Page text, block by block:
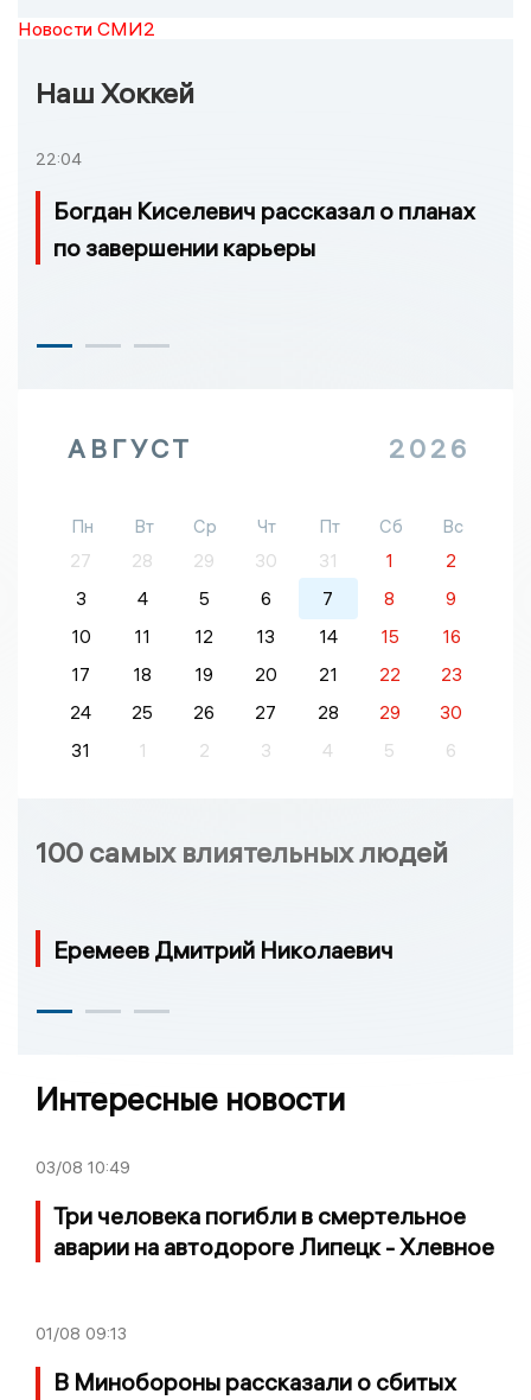
Новости СМИ2
Наш Хоккей
22:04
Богдан Киселевич рассказал о планах
по завершении карьеры
АВГУСТ 2026
Пн Вт Ср Чт Пт Сб
Вс
27
28 29 30 31 1
2
3
4 5 6 7 8
9
10
11 12 13 14 15
16
17
18 19 20 21 22
23
24
25 26 27 28 29
30
31
1 2 3 4 5 6
100 самых влиятельных людей
Еремеев Дмитрий Николаевич
Интересные новости
03/08 10:49
Три человека погибли в смертельное
аварии на автодороге Липецк - Хлевное
01/08 09:13
В Минобороны рассказали о сбитых